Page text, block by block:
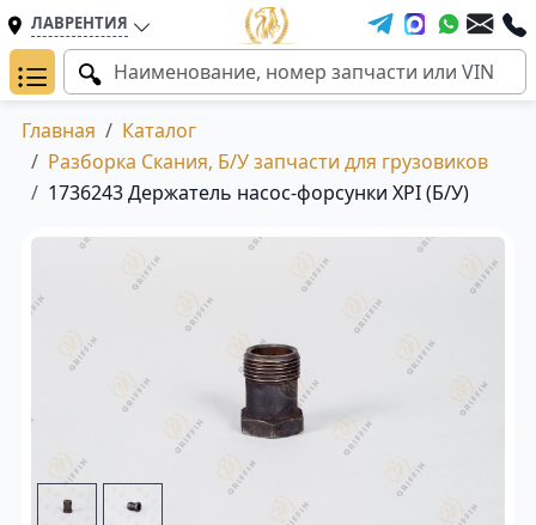
ЛАВРЕНТИЯ
Главная
Каталог
Разборка Скания, Б/У запчасти для грузовиков
1736243 Держатель насос-форсунки XPI (Б/У)